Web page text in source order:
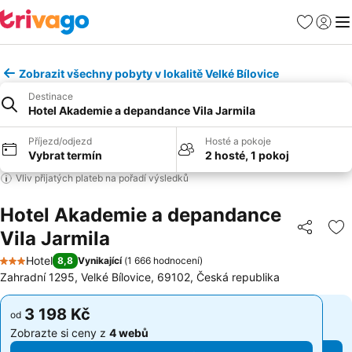
Oblíbené
Zobrazit všechny pobyty v lokalitě Velké Bílovice
Destinace
Hotel Akademie a depandance Vila Jarmila
Příjezd/odjezd
Vybrat termín
Hosté a pokoje
2 hosté, 1 pokoj
Vliv přijatých plateb na pořadí výsledků
Hotel Akademie a depandance
Vila Jarmila
Sdílet
3 Počet hvězdiček
Hotel 8,8 Vynikající (1 666 hodnocení)
Zahradní 1295, Velké Bílovice, 69102, Česká republika
od 3 198 Kč
Zobrazte si ceny z 4 webů
od 3 198 Kč
Zobrazte si ceny z 4 webů